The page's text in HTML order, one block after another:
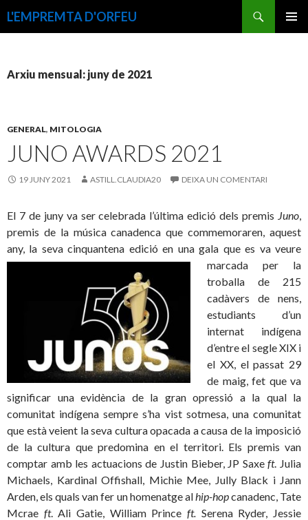
L'EMPREMTA D'ORFEU
Arxiu mensual: juny de 2021
GENERAL, MITOLOGIA
JUNO AWARDS 2021
19 JUNY 2021 ASTILL.CLAUDIA20 DEIXA UN COMENTARI
El 7 de juny va ser celebrada l’última edició dels premis Juno,
premis de la música canadenca que commemoraren, aquest
any, la seva cinquantena edició en una gala que es va veure
marcada per la
troballa de 215
cadàvers de nens,
estudiants d’un
internat indígena
d’entre el segle XIX i
el XX, el passat 29
de maig, fet que va
significar una evidència de la gran opressió a la qual la
comunitat indígena sempre s’ha vist sotmesa, una comunitat
que està veient la seva cultura opacada a causa de la imposició
de la cultura que predomina en el territori. Els premis van
comptar amb les actuacions de Justin Bieber, JP Saxeft. Julia
Michaels, Kardinal Offishall, Michie Mee, Jully Black i Jann
Arden, els quals van fer un homenatge alhip-hopcanadenc, Tate
Mcrae ft. Ali Gatie, William Prince ft. Serena Ryder, Jessie